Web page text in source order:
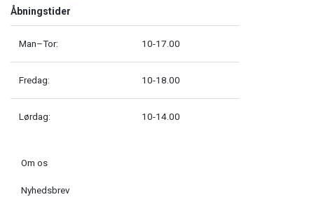
Åbningstider
Man–Tor: 10-17.00
Fredag: 10-18.00
Lørdag: 10-14.00
Om os
Nyhedsbrev